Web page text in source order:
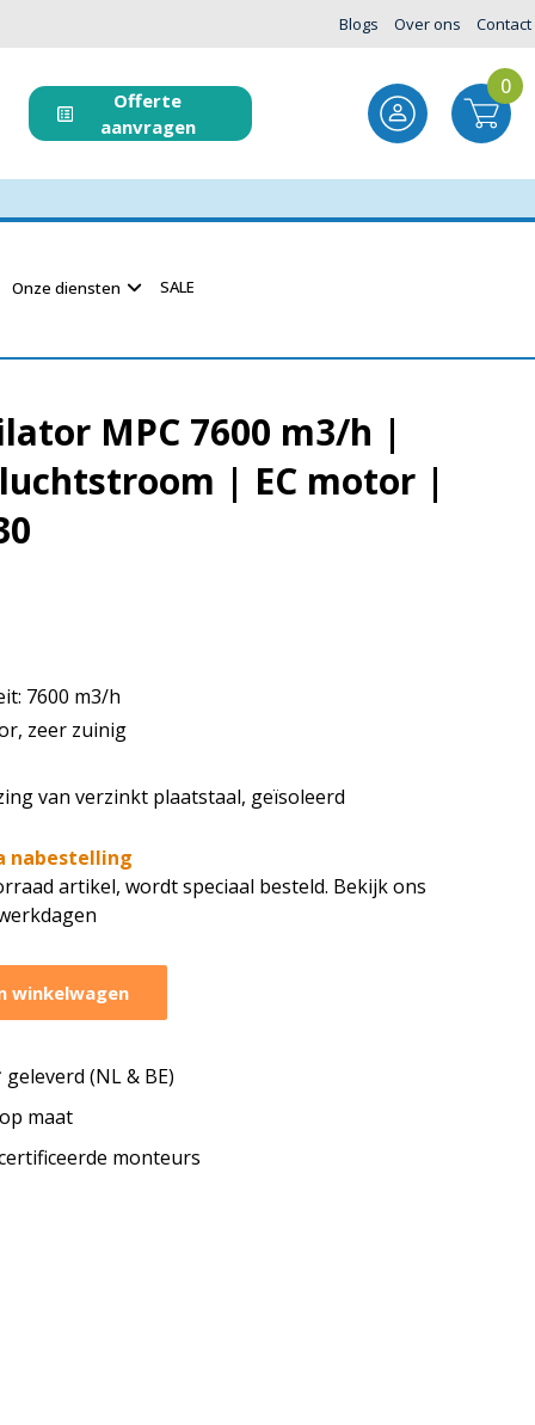
Blogs Over ons Contact
Offerte
aanvragen
0
Onze diensten SALE
MPC 7600 m3/h |
| EC motor |
7600 m3/h
zeer zuinig
van verzinkt plaatstaal, geïsoleerd
nabestelling
artikel, wordt speciaal besteld. Bekijk ons
winkelwagen
(NL & BE)
maat
monteurs